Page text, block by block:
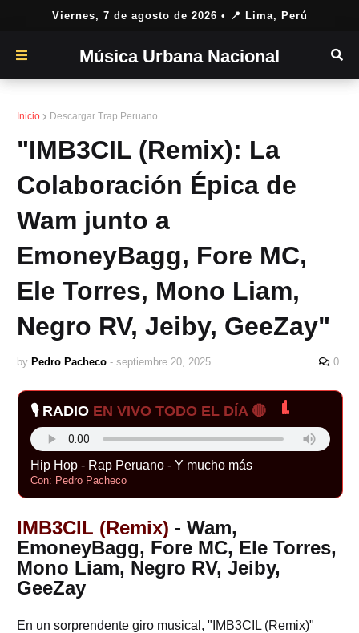
Viernes, 7 de agosto de 2026 • 📍 Lima, Perú
Música Urbana Nacional
Inicio Descargar Trap Peruano
"IMB3CIL (Remix): La
Colaboración Épica de
Wam junto a
EmoneyBagg, Fore MC,
Ele Torres, Mono Liam,
Negro RV, Jeiby, GeeZay"
by Pedro Pacheco - septiembre 20, 2025 0
🎙️ RADIO EN VIVO TODO EL DÍA 🔴
Hip Hop - Rap Peruano - Y mucho más
Con: Pedro Pacheco
IMB3CIL (Remix) - Wam,
EmoneyBagg, Fore MC, Ele Torres,
Mono Liam, Negro RV, Jeiby,
GeeZay
En un sorprendente giro musical, "IMB3CIL (Remix)"